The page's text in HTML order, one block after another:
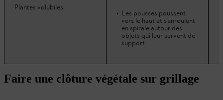
Plantes volubiles
Les pousses poussent
vers le haut et s’enroulent
en spirale autour des
objets qui leur servent de
support.
Faire une clôture végétale sur grillage